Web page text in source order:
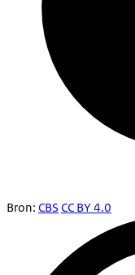
Bron: CBS CC BY 4.0